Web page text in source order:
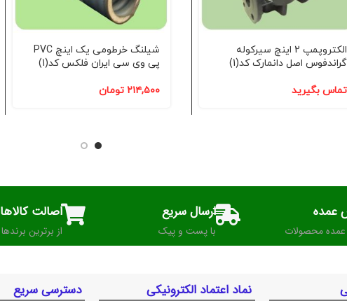
الکتروپمپ 2 اینچ سیرکوله
گراندفوس اصل دانمارک کد(1)
تماس بگیرید
شیلنگ خرطومی یک اینچ PVC
پی وی سی ایران فلکس کد(1)
۲۱۴,۵۰۰ تومان
عمده
عمده محصولات
ارسال سریع
با پست و پیک
اصالت کالاها
از برترین برندها
نماد اعتماد الکترونیکی دسترسی سریع